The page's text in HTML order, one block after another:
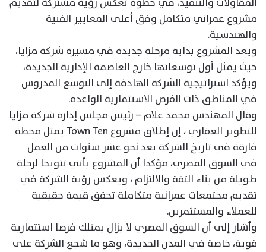
مشروع عمراني متكامل وفق أعلى المعايير الفنية
والهندسية.
ويعد المشروع بداية مرحلة جديدة في مسيرة شركة مزايا،
حيث يمثل أول توسعاتها خارج العاصمة الإدارية الجديدة،
ويؤكد استراتيجية الشركة الهادفة إلى التوسع المدروس
في المناطق ذات الفرص الاستثمارية الواعدة.
وقال المهندس محمد علام – رئيس مجلس إدارة شركة مزايا
للتطوير العقاري ، إن إطلاق مشروع Town Ten يمثل محطة
فارقة في تاريخ الشركة بعد نحو عشر سنوات من العمل
في السوق المصري، مؤكدا أن المشروع يأتي تتويجا لرحلة
طويلة من بناء الثقة والالتزام ، ويعكس رؤية الشركة في
تقديم مجتمعات عمرانية متكاملة تحقق قيمة حقيقية
للعملاء والمستثمرين.
وأشار إلى أن السوق المصري لا يزال يمتلك فرصا استثمارية
قوية، خاصة في المدن الجديدة، وهو ما شجع الشركة على